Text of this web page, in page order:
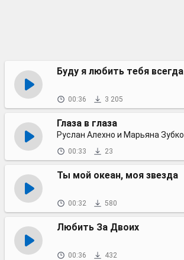
Буду я любить тебя всегда
00:36 3 205
Глаза в глаза
Руслан Алехно и Марьяна Зубко
00:33 23
Ты мой океан, моя звезда
00:32 580
Любить За Двоих
00:36 432